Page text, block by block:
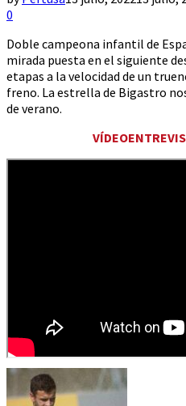
0
Doble campeona infantil de
mirada puesta en el siguiente
etapas a la velocidad de un
freno. La estrella de Bigastro
de verano.